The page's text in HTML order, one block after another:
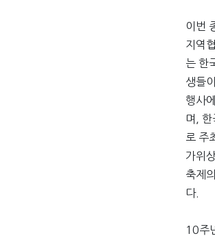
이번
지역
는 한
생들
행사
며, 한
로 주
가위
축제
다.
10주